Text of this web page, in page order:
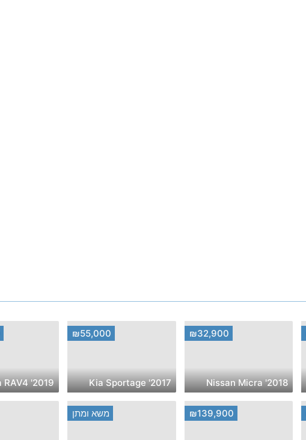
₪32,900
2018' Nissan Micra
₪55,000
2017' Kia Sportage
2019' Toyota RAV4
₪139,900 משא ומתן